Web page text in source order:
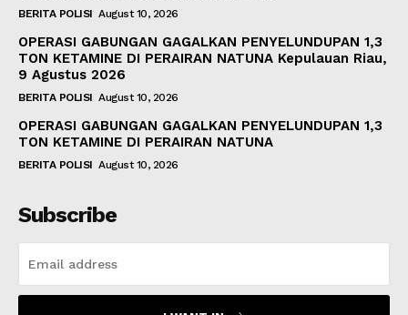
BERITA POLISI August 10, 2026
OPERASI GABUNGAN GAGALKAN PENYELUNDUPAN 1,3
TON KETAMINE DI PERAIRAN NATUNA Kepulauan Riau,
9 Agustus 2026
BERITA POLISI August 10, 2026
OPERASI GABUNGAN GAGALKAN PENYELUNDUPAN 1,3
TON KETAMINE DI PERAIRAN NATUNA
BERITA POLISI August 10, 2026
Subscribe